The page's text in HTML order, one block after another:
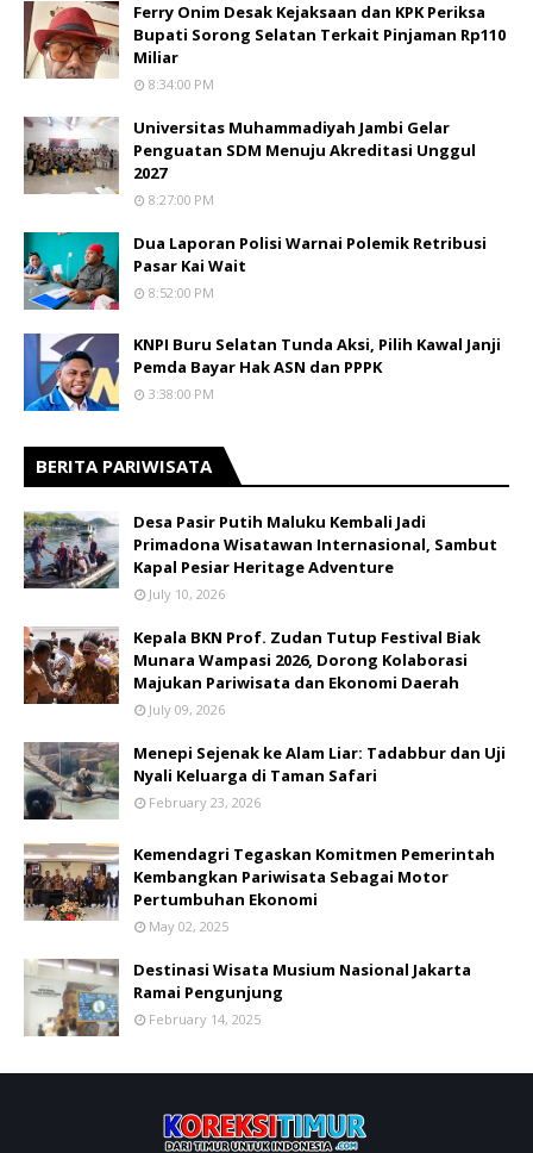
Ferry Onim Desak Kejaksaan dan KPK Periksa
Bupati Sorong Selatan Terkait Pinjaman Rp110
Miliar
8:34:00 PM
Universitas Muhammadiyah Jambi Gelar
Penguatan SDM Menuju Akreditasi Unggul
2027
8:27:00 PM
Dua Laporan Polisi Warnai Polemik Retribusi
Pasar Kai Wait
8:52:00 PM
KNPI Buru Selatan Tunda Aksi, Pilih Kawal Janji
Pemda Bayar Hak ASN dan PPPK
3:38:00 PM
BERITA PARIWISATA
​Desa Pasir Putih Maluku Kembali Jadi
Primadona Wisatawan Internasional, Sambut
Kapal Pesiar Heritage Adventure
July 10, 2026
Kepala BKN Prof. Zudan Tutup Festival Biak
Munara Wampasi 2026, Dorong Kolaborasi
Majukan Pariwisata dan Ekonomi Daerah
July 09, 2026
Menepi Sejenak ke Alam Liar: Tadabbur dan Uji
Nyali Keluarga di Taman Safari
February 23, 2026
Kemendagri Tegaskan Komitmen Pemerintah
Kembangkan Pariwisata Sebagai Motor
Pertumbuhan Ekonomi
May 02, 2025
Destinasi Wisata Musium Nasional Jakarta
Ramai Pengunjung
February 14, 2025